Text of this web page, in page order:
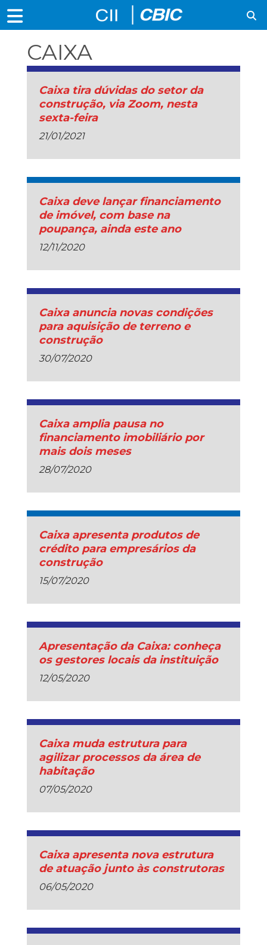
CAIXA
Caixa tira dúvidas do setor da
construção, via Zoom, nesta
sexta-feira
21/01/2021
Caixa deve lançar financiamento
de imóvel, com base na
poupança, ainda este ano
12/11/2020
Caixa anuncia novas condições
para aquisição de terreno e
construção
30/07/2020
Caixa amplia pausa no
financiamento imobiliário por
mais dois meses
28/07/2020
Caixa apresenta produtos de
crédito para empresários da
construção
15/07/2020
Apresentação da Caixa: conheça
os gestores locais da instituição
12/05/2020
Caixa muda estrutura para
agilizar processos da área de
habitação
07/05/2020
Caixa apresenta nova estrutura
de atuação junto às construtoras
06/05/2020